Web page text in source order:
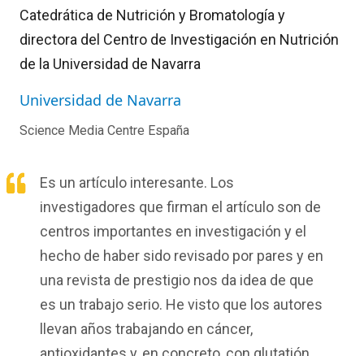
Catedrática de Nutrición y Bromatología y
directora del Centro de Investigación en Nutrición
de la Universidad de Navarra
Universidad de Navarra
Science Media Centre España
Es un artículo interesante. Los
investigadores que firman el artículo son de
centros importantes en investigación y el
hecho de haber sido revisado por pares y en
una revista de prestigio nos da idea de que
es un trabajo serio. He visto que los autores
llevan años trabajando en cáncer,